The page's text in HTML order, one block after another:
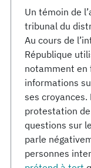
Un témoin de
tribunal du
Au cours de
République
notamment en
informations
ses croyances.
protestation
questions sur
parle
personnes